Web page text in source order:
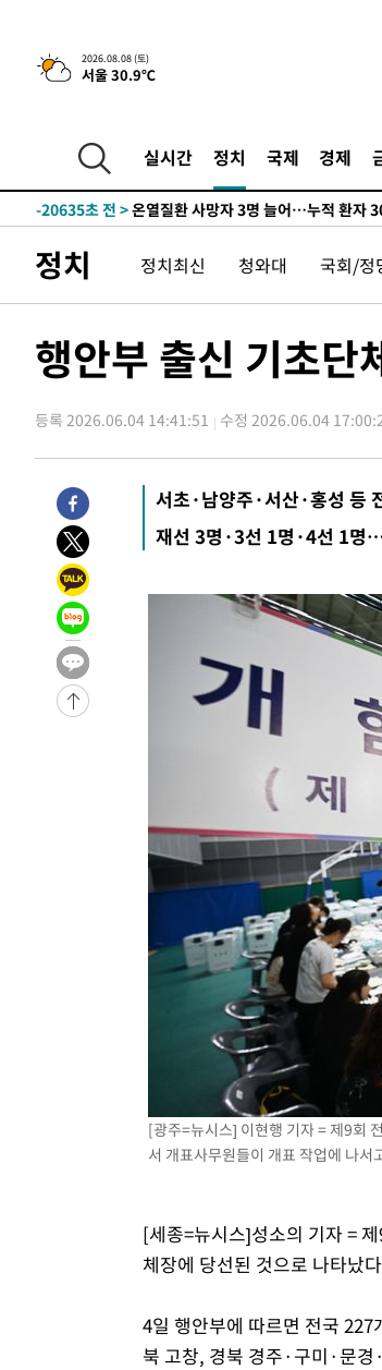
2026.08.08 (토)
서울 30.9℃
실시간 정치 국제 경제
것"
-28840초 전 > [속보]與 당대표 경선, 제주·인천 권리당
틀레티코 이적"
-21666초 전 >
수도권 40도 육박 '펄펄'…동해안 일부
-20635초 전 >온열질환 사망자 3명 늘어…누적 환자
-14580초 전 >강릉에 시간당 81.4㎜ 물폭탄…도로 잠
-10687초 전 >
백운산서 80년근 천종산삼 9뿌리 발견
-8397초 전 >
-5307초 전 >여수 오동도 해상서 모터보트 전복…1명
-1534초 전 >
극한폭염 한풀 꺾이지만…'낮 최고 35도
[속보]'압수수색·성접대 논란' 축구협회 "실
5시간 전 >
[속보]뉴욕증시 상승 마감…S&P 0.6% 나
-30156초 전 >
[속보]與최고위원 제주·인천 순회경선
한민수·김용 순
-30109초 전 >
청래 44.56%
-29391초 전 >
[속보]與 대표 경선 제주·인천 당원
42.08%·宋 10.17%
-28925초 전 >
이강인 "아틀레티코 이적 기뻐…등번호
-28860초 전 >
[속보]與 당대표 경선, 제주·인천 권리
-22634초 전 >
낮 최고 35도 '무더위'…동해안 시간
-21904초 전 >
[속보]이강인 "감독님이 원하는 마음
수도권 40도 육박 '펄펄'…동해안 일부
온열질환 사망자 3명 늘어…누적 환자
강릉에 시간당 81.4㎜ 물폭탄…도로 잠
백운산서 80년근 천종산삼 9뿌리 발견
선재도서 해루질 나섰다 실종 60대, 닷새
남자 농구, 나고야 아시안게임서 '홈팀'
여수 오동도 해상서 모터보트 전복…1명
극한폭염 한풀 꺾이지만…'낮 최고 35도
축구협회 "압수수색·성접대 논란 사과…쇄
[속보]'압수수색·성접대 논란' 축구협회 "
'최고 37도' 폭염 지속…강원동해안 최대
[속보]뉴욕증시 상승 마감…S&P 0.6% 나
정치 정치최신 청와대 국회/정
행안부 출신 기초
등록 2026.06.04 14:41:51 수정 2026.06.04
서초·남양주·서산·홍성 등
재선 3명·3선 1명·4선 1명
[광주=뉴시스] 이현행 기자 = 제9회
서 개표사무원들이 개표 작업에 나
[세종=뉴시스]성소의 기자 =
체장에 당선된 것으로 나타났
4일 행안부에 따르면 전국
북 고창, 경북 경주·구미·문